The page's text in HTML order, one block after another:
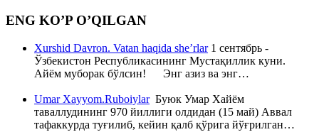
ENG KO’P O’QILGAN
Xurshid Davron. Vatan haqida she’rlar1 сентябрь -
Ўзбекистон Республикасининг Мустақиллик куни.
Айём муборак бўлсин! Энг азиз ва энг…
Umar Xayyom.RuboiylarБуюк Умар Хайём
таваллудининг 970 йиллиги олдидан (15 май) Аввал
тафаккурда туғилиб, кейин қалб қўрига йўғрилган…